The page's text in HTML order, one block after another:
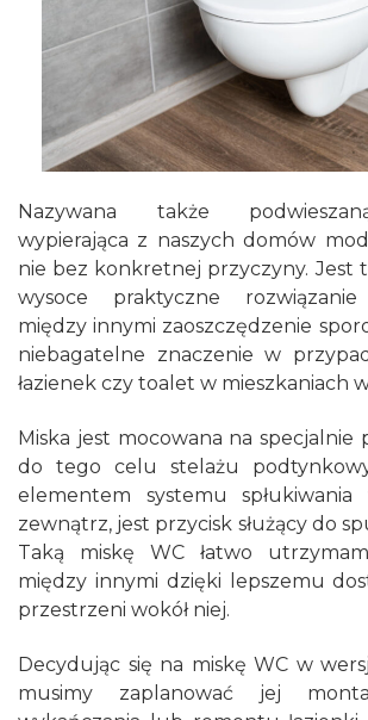
Nazywana także
wypierająca z naszych domów
nie bez konkretnej przyczyny. Jest
wysoce praktyczne rozwiązanie
między innymi zaoszczędzenie
niebagatelne znaczenie w
łazienek czy toalet w mieszkaniach
Miska jest mocowana na specjalnie
do tego celu stelażu
elementem systemu spłukiwania
zewnątrz, jest przycisk służący do
Taką miskę WC łatwo
między innymi dzięki lepszemu
przestrzeni wokół niej.
Decydując się na miskę WC w
musimy zaplanować jej